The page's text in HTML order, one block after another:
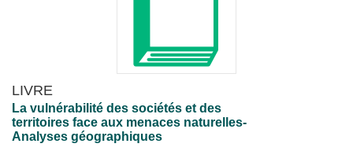
LIVRE
La vulnérabilité des sociétés et des
territoires face aux menaces naturelles-
Analyses géographiques